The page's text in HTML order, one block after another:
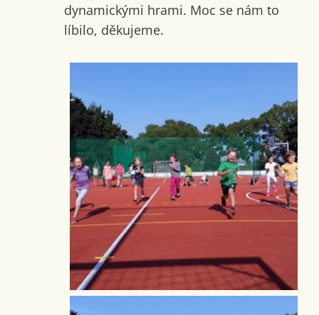
dynamickými hrami. Moc se nám to
líbilo, děkujeme.